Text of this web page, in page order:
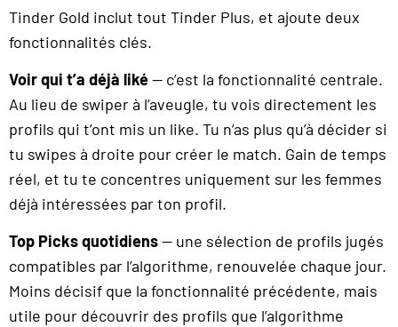
Tinder Gold inclut tout Tinder Plus, et ajoute deux
fonctionnalités clés.
Voir qui t’a déjà liké— c’est la fonctionnalité centrale.
Au lieu de swiper à l’aveugle, tu vois directement les
profils qui t’ont mis un like. Tu n’as plus qu’à décider si
tu swipes à droite pour créer le match. Gain de temps
réel, et tu te concentres uniquement sur les femmes
déjà intéressées par ton profil.
Top Picks quotidiens— une sélection de profils jugés
compatibles par l’algorithme, renouvelée chaque jour.
Moins décisif que la fonctionnalité précédente, mais
utile pour découvrir des profils que l’algorithme